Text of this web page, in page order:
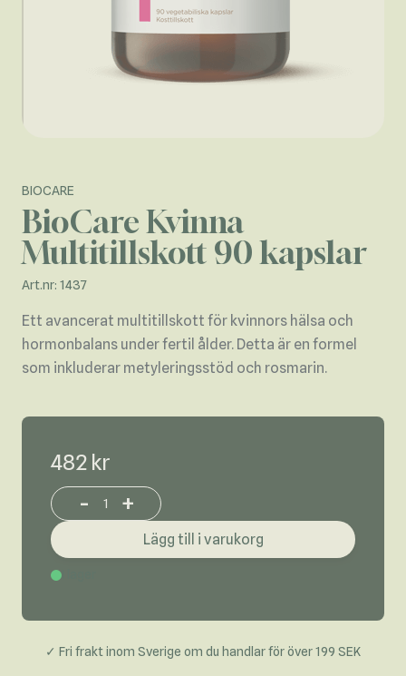
BIOCARE
BioCare Kvinna
Multitillskott 90 kapslar
Art.nr: 1437
Ett avancerat multitillskott för kvinnors hälsa och
hormonbalans under fertil ålder. Detta är en formel
som inkluderar metyleringsstöd och rosmarin.
482 kr
Increase or decrease product quantity
- +
Lägg till i varukorg
✓ Fri frakt inom Sverige om du handlar för över 199 SEK